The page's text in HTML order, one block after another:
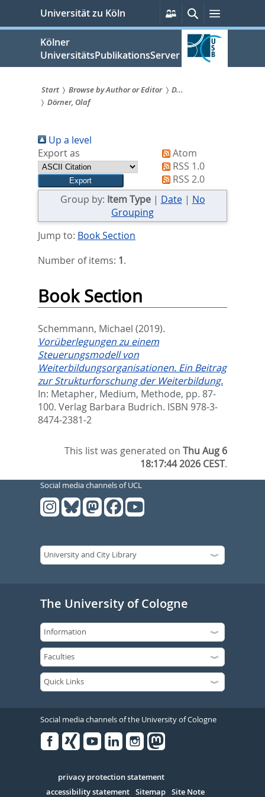
springen
Universität zu Köln
Persönliche
Services
SucheMenü
Kölner
UniversitätsPublikationsServer
Sie
sind
hier:
Start Browse by Author or Editor
D...
Dörner, Olaf
Up a level
Export as
Atom
RSS 1.0
RSS 2.0
Group by: Item Type| Date| No
Grouping
Jump to: Book Section
Number of items: 1.
Book Section
Schemmann, Michael (2019).
Vorüberlegungen zu einem
Steuerungsmodell von
Weiterbildungsorganisationen. Ein Beitrag
zur Strukturforschung der Weiterbildung.
In: Metapher, Medium, Methode, pp. 87-
100. Verlag Barbara Budrich. ISBN 978-3-
8474-2381-2
This list was generated onThu Aug 6
18:17:44 2026 CEST.
Social media channels of UCL
The University of Cologne
Social media channels of the University of Cologne
Serivce
privacy protection statement
accessibility statement Sitemap Site Note